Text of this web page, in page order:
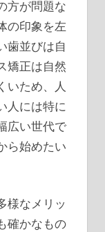
方が問題な
の印象を左
歯並びは自
矯正は自然
いため、人
人には特に
広い世代で
ら始めたい
様なメリッ
確かなもの